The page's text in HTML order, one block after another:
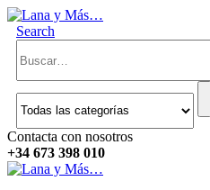
Search
Contacta con nosotros
+34 673 398 010